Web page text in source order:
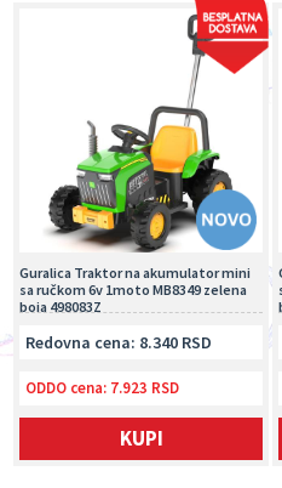
Guralica Traktor na akumulator mini
sa ručkom 6v 1moto MB8349 zelena
boja 498083Z
Redovna cena: 8.340 RSD
ODDO cena: 7.923 RSD
KUPI